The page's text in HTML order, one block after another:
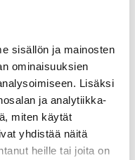
sisällön ja mainosten
ominaisuuksien
Lisäksi
ja analytiikka-
miten käytät
yhdistää näitä
heille tai joita on